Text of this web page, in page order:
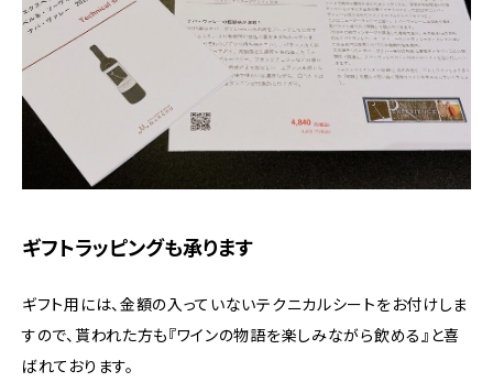
ギフトラッピングも承ります
ギフト用には、金額の入っていないテクニカルシートをお付けしま
すので、貰われた方も『ワインの物語を楽しみながら飲める』と喜
ばれております。